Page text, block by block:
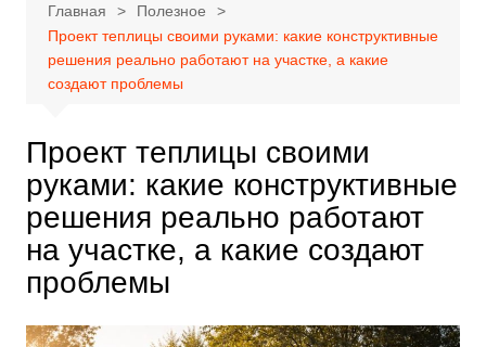
Главная
Полезное
Проект теплицы своими руками: какие конструктивные
решения реально работают на участке, а какие
создают проблемы
Проект теплицы своими
руками: какие конструктивные
решения реально работают
на участке, а какие создают
проблемы